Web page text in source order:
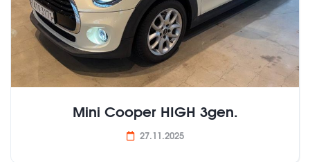
Mini Cooper HIGH 3gen.
27.11.2025